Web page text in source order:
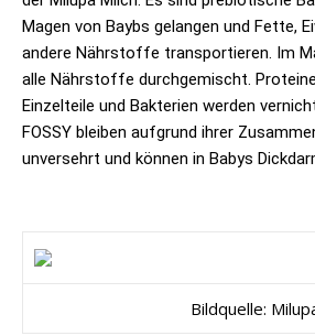
Magen von Baybs gelangen und Fette,
andere Nährstoffe transportieren. Im
alle Nährstoffe durchgemischt.
Einzelteile und Bakterien werden
FOSSY bleiben aufgrund ihrer
unversehrt und können in Babys
Bildquelle: